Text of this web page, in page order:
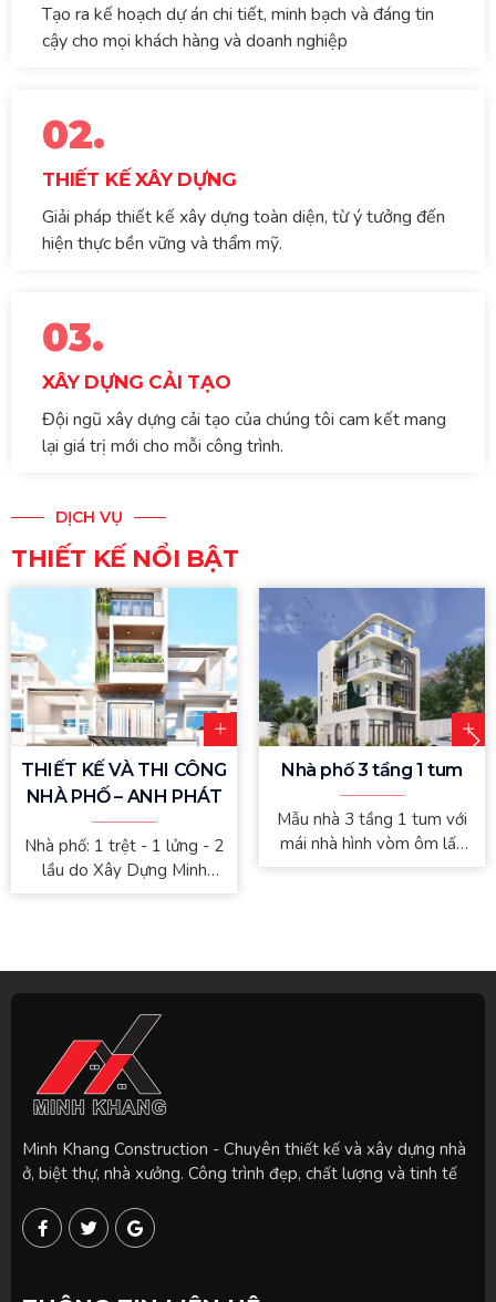
Tạo ra kế hoạch dự án chi tiết, minh bạch và đáng tin
cậy cho mọi khách hàng và doanh nghiệp
02.
THIẾT KẾ XÂY DỰNG
Giải pháp thiết kế xây dựng toàn diện, từ ý tưởng đến
hiện thực bền vững và thẩm mỹ.
03.
XÂY DỰNG CẢI TẠO
Đội ngũ xây dựng cải tạo của chúng tôi cam kết mang
lại giá trị mới cho mỗi công trình.
DỊCH VỤ
THIẾT KẾ NỔI BẬT
THIẾT KẾ VÀ THI CÔNG
NHÀ PHỐ – ANH PHÁT
Nhà phố: 1 trệt - 1 lửng - 2
lầu do Xây Dựng Minh
Khang tư vấn và thiết kế
Nhà phố 3 tầng 1 tum
Mẫu nhà 3 tầng 1 tum với
mái nhà hình vòm ôm lấy
bầu trời, được trang trí bằng
Minh Khang Construction - Chuyên thiết kế và xây dựng nhà
ở, biệt thự, nhà xưởng. Công trình đẹp, chất lượng và tinh tế
F
a
c
T
w
i
G
o
o